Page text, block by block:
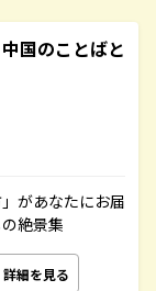
国のことばと
があなたにお届
絶景集
詳細を見る